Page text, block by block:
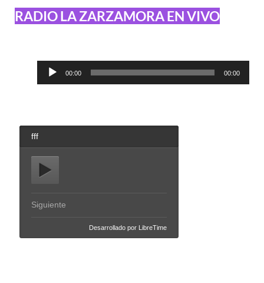
RADIO LA ZARZAMORA EN VIVO
Reproductor
00:00 00:00